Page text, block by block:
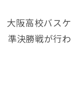
阪高校バスケ
決勝戦が行わ